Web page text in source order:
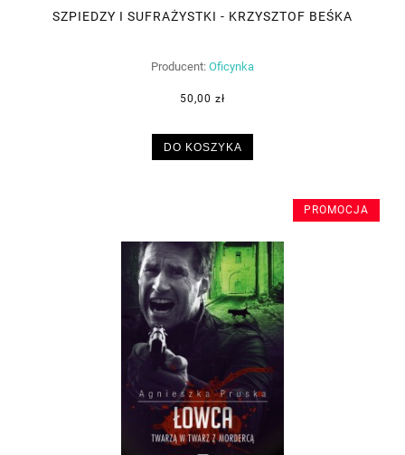
SZPIEDZY I SUFRAŻYSTKI - KRZYSZTOF BEŚKA
Producent: Oficynka
50,00 zł
DO KOSZYKA
PROMOCJA